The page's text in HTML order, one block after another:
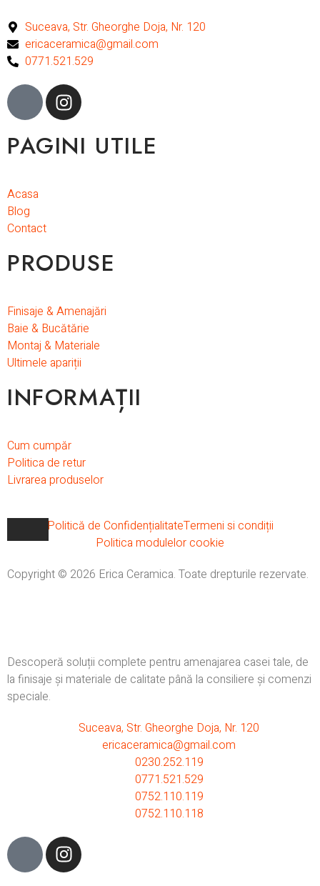
Suceava, Str. Gheorghe Doja, Nr. 120
ericaceramica@gmail.com
0771.521.529
PAGINI UTILE
Acasa
Blog
Contact
PRODUSE
Finisaje & Amenajări
Baie & Bucătărie
Montaj & Materiale
Ultimele apariții
INFORMAȚII
Cum cumpăr
Politica de retur
Livrarea produselor
Politică de ConfidențialitateTermeni si condiții
Politica modulelor cookie
Copyright © 2026 Erica Ceramica. Toate drepturile rezervate.
Descoperă soluții complete pentru amenajarea casei tale, de
la finisaje și materiale de calitate până la consiliere și comenzi
speciale.
Suceava, Str. Gheorghe Doja, Nr. 120
ericaceramica@gmail.com
0230.252.119
0771.521.529
0752.110.119
0752.110.118